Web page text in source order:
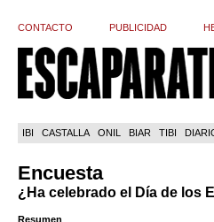
CONTACTO PUBLICIDAD
IBI CASTALLA ONIL BIAR TIBI
Encuesta
¿Ha celebrado el Día de los
Resumen